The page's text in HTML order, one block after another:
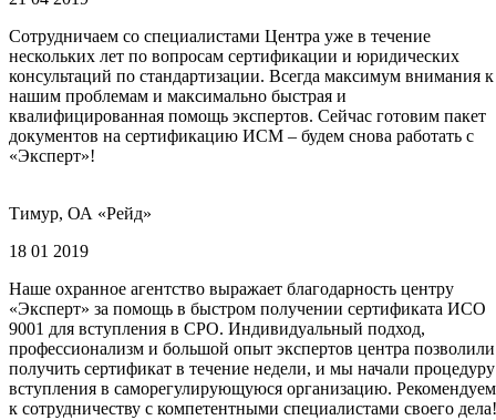
Сотрудничаем со специалистами Центра уже в течение
нескольких лет по вопросам сертификации и юридических
консультаций по стандартизации. Всегда максимум внимания к
нашим проблемам и максимально быстрая и
квалифицированная помощь экспертов. Сейчас готовим пакет
документов на сертификацию ИСМ – будем снова работать с
«Эксперт»!
Тимур, ОА «Рейд»
18 01 2019
Наше охранное агентство выражает благодарность центру
«Эксперт» за помощь в быстром получении сертификата ИСО
9001 для вступления в СРО. Индивидуальный подход,
профессионализм и большой опыт экспертов центра позволили
получить сертификат в течение недели, и мы начали процедуру
вступления в саморегулирующуюся организацию. Рекомендуем
к сотрудничеству с компетентными специалистами своего дела!